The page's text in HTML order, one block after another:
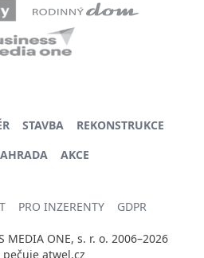
STAVBA
REKONSTRUKCE
AKCE
PRO INZERENTY GDPR
MEDIA ONE, s. r. o. 2006–2026